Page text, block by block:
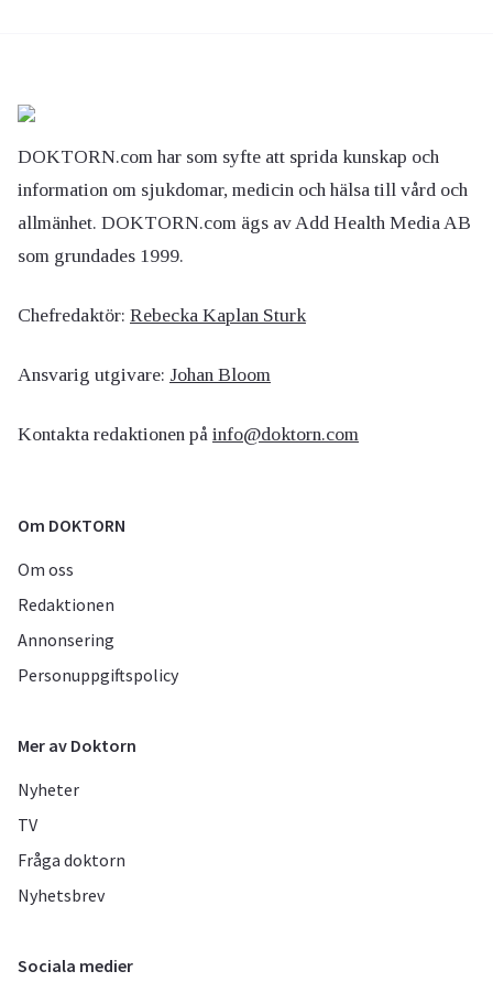
DOKTORN.com har som syfte att sprida kunskap och
information om sjukdomar, medicin och hälsa till vård och
allmänhet. DOKTORN.com ägs av Add Health Media AB
som grundades 1999.
Chefredaktör: Rebecka Kaplan Sturk
Ansvarig utgivare: Johan Bloom
Kontakta redaktionen på info@doktorn.com
Om DOKTORN
Om oss
Redaktionen
Annonsering
Personuppgiftspolicy
Mer av Doktorn
Nyheter
TV
Fråga doktorn
Nyhetsbrev
Sociala medier